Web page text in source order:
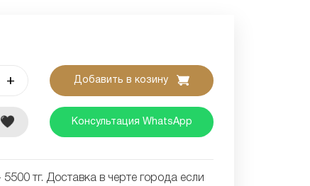
+ Добавить в козину
Консультация WhatsApp
тг. Доставка в черте города если